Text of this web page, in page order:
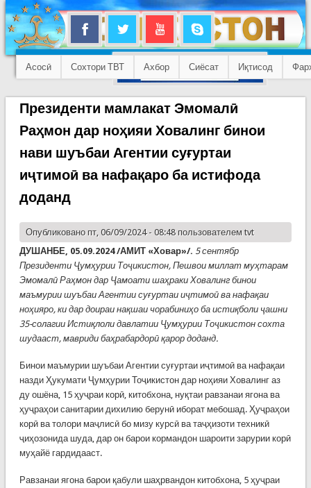
Асосӣ Сохтори ТВТ Ахбор Сиёсат Иқтисод
Президенти мамлакат Эмомалӣ
Раҳмон дар ноҳияи Ховалинг бинои
нави шуъбаи Агентии суғуртаи
иҷтимоӣ ва нафақаро ба истифода
доданд
Опубликовано пт, 06/09/2024 - 08:48 пользователем tvt
ДУШАНБЕ, 05.09.2024 /АМИТ «Ховар»/. 5 сентябр
Президенти Ҷумҳурии Тоҷикистон, Пешвои миллат муҳтарам
Эмомалӣ Раҳмон дар Ҷамоати шаҳраки Ховалинг бинои
маъмурии шуъбаи Агентии суғуртаи иҷтимоӣ ва нафақаи
ноҳияро, ки дар доираи нақшаи чорабиниҳо ба истиқболи ҷашни
35-солагии Истиқлоли давлатии Ҷумҳурии Тоҷикистон сохта
шудааст, мавриди баҳрабардорӣ қарор доданд.
Бинои маъмурии шуъбаи Агентии суғуртаи иҷтимоӣ ва нафақаи
назди Ҳукумати Ҷумҳурии Тоҷикистон дар ноҳияи Ховалинг аз
ду ошёна, 15 ҳуҷраи корӣ, китобхона, нуқтаи равзанаи ягона ва
ҳуҷраҳои санитарии дихилию берунӣ иборат мебошад. Ҳуҷраҳои
корӣ ва толори маҷлисӣ бо мизу курсӣ ва таҷҳизоти техникӣ
ҷиҳозонида шуда, дар он барои кормандон шароити зарурии корӣ
муҳайё гардидааст.
Равзанаи ягона барои қабули шаҳрвандон китобхона, 5 ҳуҷраи